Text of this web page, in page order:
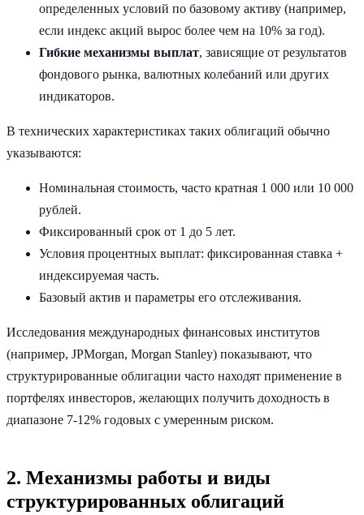
определенных условий по базовому активу (например,
если индекс акций вырос более чем на 10% за год).
Гибкие механизмы выплат, зависящие от результатов
фондового рынка, валютных колебаний или других
индикаторов.
В технических характеристиках таких облигаций обычно
указываются:
Номинальная стоимость, часто кратная 1 000 или 10 000
рублей.
Фиксированный срок от 1 до 5 лет.
Условия процентных выплат: фиксированная ставка +
индексируемая часть.
Базовый актив и параметры его отслеживания.
Исследования международных финансовых институтов
(например, JPMorgan, Morgan Stanley) показывают, что
структурированные облигации часто находят применение в
портфелях инвесторов, желающих получить доходность в
диапазоне 7-12% годовых с умеренным риском.
2. Механизмы работы и виды
структурированных облигаций